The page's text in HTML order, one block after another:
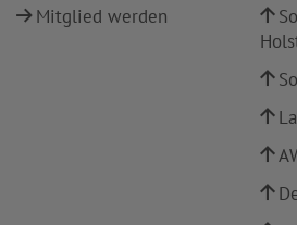
Mitglied werden